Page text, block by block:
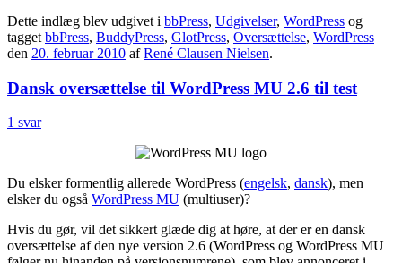
Dette indlæg blev udgivet i bbPress, Udgivelser, WordPress og
tagget bbPress, BuddyPress, GlotPress, Oversættelse, WordPress
den 20. februar 2010 afRené Clausen Nielsen.
Dansk oversættelse til WordPress MU 2.6 til test
1 svar
Du elsker formentlig allerede WordPress (engelsk, dansk), men
elsker du også WordPress MU (multiuser)?
Hvis du gør, vil det sikkert glæde dig at høre, at der er en dansk
oversættelse af den nye version 2.6 (WordPress og WordPress MU